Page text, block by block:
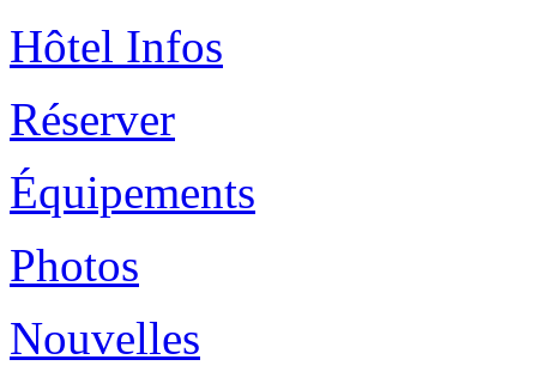
Hôtel Infos
Réserver
Équipements
Photos
Nouvelles